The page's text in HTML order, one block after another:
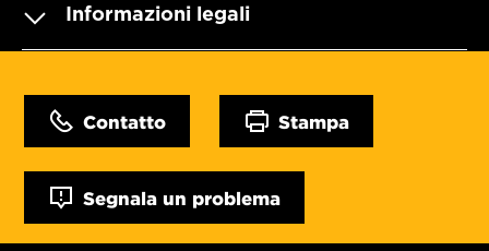
Informazioni legali
Contatto Stampa
Segnala un problema